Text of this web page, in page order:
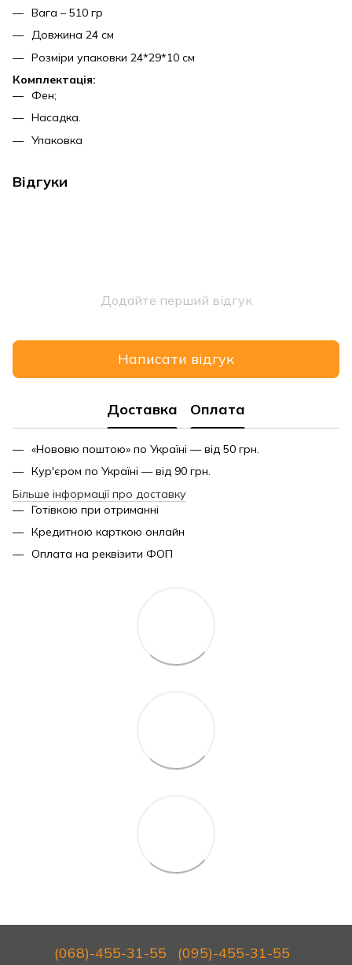
Вага – 510 гр
Довжина 24 см
Розміри упаковки 24*29*10 см
Комплектація:
Фен;
Насадка.
Упаковка
Відгуки
Додайте перший відгук
Написати відгук
Доставка Оплата
«Нововю поштою» по Україні — від 50 грн.
Кур'єром по Україні — від 90 грн.
Більше інформації про доставку
Готівкою при отриманні
Кредитною карткою онлайн
Оплата на реквізити ФОП
(068)-455-31-55 (095)-455-31-55